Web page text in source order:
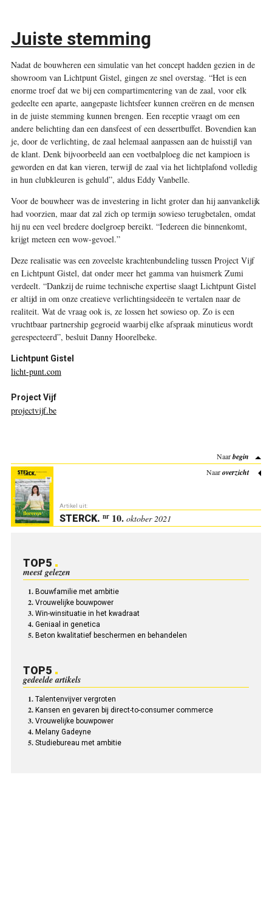
Juiste stemming
Nadat de bouwheren een simulatie van het concept hadden gezien in de
showroom van Lichtpunt Gistel, gingen ze snel overstag. “Het is een
enorme troef dat we bij een compartimentering van de zaal, voor elk
gedeelte een aparte, aangepaste lichtsfeer kunnen creëren en de mensen
in de juiste stemming kunnen brengen. Een receptie vraagt om een
andere belichting dan een dansfeest of een dessertbuffet. Bovendien kan
je, door de verlichting, de zaal helemaal aanpassen aan de huisstijl van
de klant. Denk bijvoorbeeld aan een voetbalploeg die net kampioen is
geworden en dat kan vieren, terwijl de zaal via het lichtplafond volledig
in hun clubkleuren is gehuld”, aldus Eddy Vanbelle.
Voor de bouwheer was de investering in licht groter dan hij aanvankelijk
had voorzien, maar dat zal zich op termijn sowieso terugbetalen, omdat
hij nu een veel bredere doelgroep bereikt. “Iedereen die binnenkomt,
krijgt meteen een wow-gevoel.”
Deze realisatie was een zoveelste krachtenbundeling tussen Project Vijf
en Lichtpunt Gistel, dat onder meer het gamma van huismerk Zumi
verdeelt. “Dankzij de ruime technische expertise slaagt Lichtpunt Gistel
er altijd in om onze creatieve verlichtingsideeën te vertalen naar de
realiteit. Wat de vraag ook is, ze lossen het sowieso op. Zo is een
vruchtbaar partnership gegroeid waarbij elke afspraak minutieus wordt
gerespecteerd”, besluit Danny Hoorelbeke.
Lichtpunt Gistel
licht-punt.com
Project Vijf
projectvijf.be
Naarbegin
Naaroverzicht
Artikel uit:
STERCK. nr10. oktober 2021
TOP5
meest gelezen
Bouwfamilie met ambitie
Vrouwelijke bouwpower
Win-winsituatie in het kwadraat
Geniaal in genetica
Beton kwalitatief beschermen en behandelen
TOP5
gedeelde artikels
Talentenvijver vergroten
Kansen en gevaren bij direct-to-consumer commerce
Vrouwelijke bouwpower
Melany Gadeyne
Studiebureau met ambitie